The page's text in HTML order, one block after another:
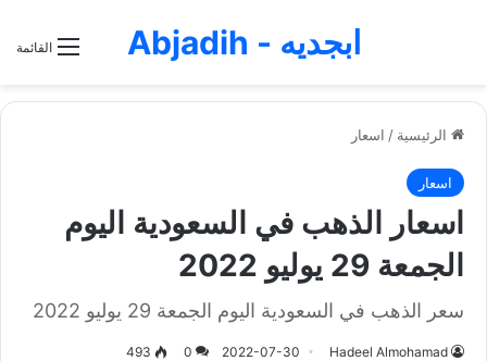
القائمة ابجديه - Abjadih
الرئيسية / اسعار
اسعار
اسعار الذهب في السعودية اليوم
الجمعة 29 يوليو 2022
سعر الذهب في السعودية اليوم الجمعة 29 يوليو 2022
Hadeel Almohamad
2022-07-30
0
493